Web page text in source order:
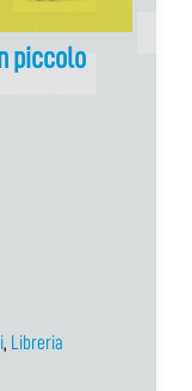
piccolo
, Libreria